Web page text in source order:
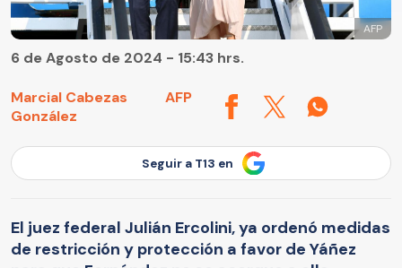
AFP
Marcial Cabezas
González
AFP
6 de Agosto de 2024 - 15:43 hrs.
Seguir a T13 en
El juez federal Julián Ercolini, ya ordenó medidas
de restricción y protección a favor de Yáñez